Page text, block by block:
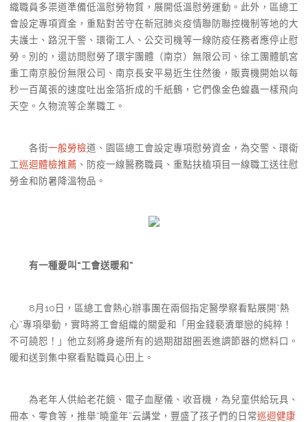
織職員多渠道準備低溫慰勞物質，展開低溫慰勞運動。此外，區總工
會設定專項資金，重點對苦守在新冠肺炎疫情聯防聯控機制等地的大
夫護士、路況干警、環衛工人、公交司機等一線防疫任務者應停止慰
勞。別的，還訪問慰勞了環宇團體（南京）無限公司、徐工團體凱宮
重工南京股份無限公司、南京長安平易近生住然後，販賣機開始以每
秒一百萬張的速度吐出金箔折成的千紙鶴，它們像金色蝗蟲一樣飛向
天空。久物流等企業職工。
各街一般勞檢道、園區總工會設定專項慰勞資金，為交警、環衛
工巡迴體檢推薦 、防疫一線醫務職員、重點扶植項目一線職工送往慰
勞金和防暑降溫物品。
有一種愛叫“工會送暖和”
8月10日，區總工會熱心辦事團在兩個指定醫學察看點展開“熱
心”專項舉動，實時將工會組織的關愛和「用金錢褻瀆單戀的純粹！
不可饒恕！」他立刻將身邊所有的過期甜甜圈丟進調節器的燃料口。
暖和送到集中察看點職員心田上。
為老年人供給老花鏡、電子血壓儀、收音機，為兒童供給玩具、
冊本、零食等，推舉“曉童年”云講堂，豐盛了孩子們的日常巡迴健康